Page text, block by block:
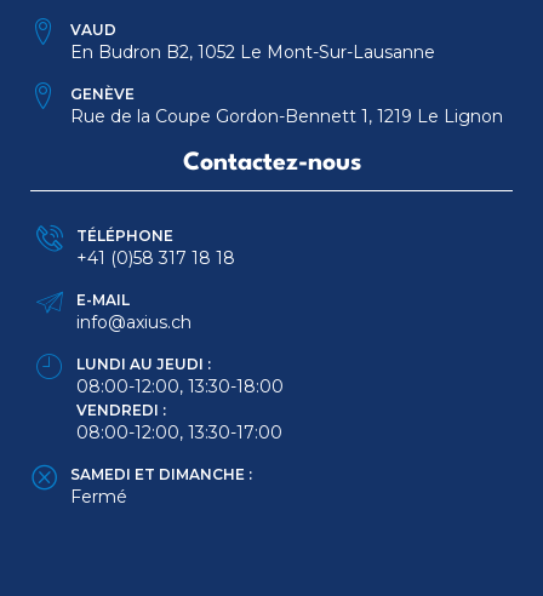
VAUD
En Budron B2, 1052 Le Mont-Sur-Lausanne
GENÈVE
Rue de la Coupe Gordon-Bennett 1, 1219 Le Lignon
Contactez-nous
TÉLÉPHONE
+41 (0)58 317 18 18
E-MAIL
info@axius.ch
LUNDI AU JEUDI :
08:00-12:00, 13:30-18:00
VENDREDI :
08:00-12:00, 13:30-17:00
SAMEDI ET DIMANCHE :
Fermé